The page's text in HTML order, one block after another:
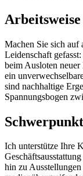
Arbeitsweise
Machen Sie sich auf
Leidenschaft
beim Ausloten
ein
sind nachhaltige
Spannungsbogen
Ich unterstütze Ihre
hin zu